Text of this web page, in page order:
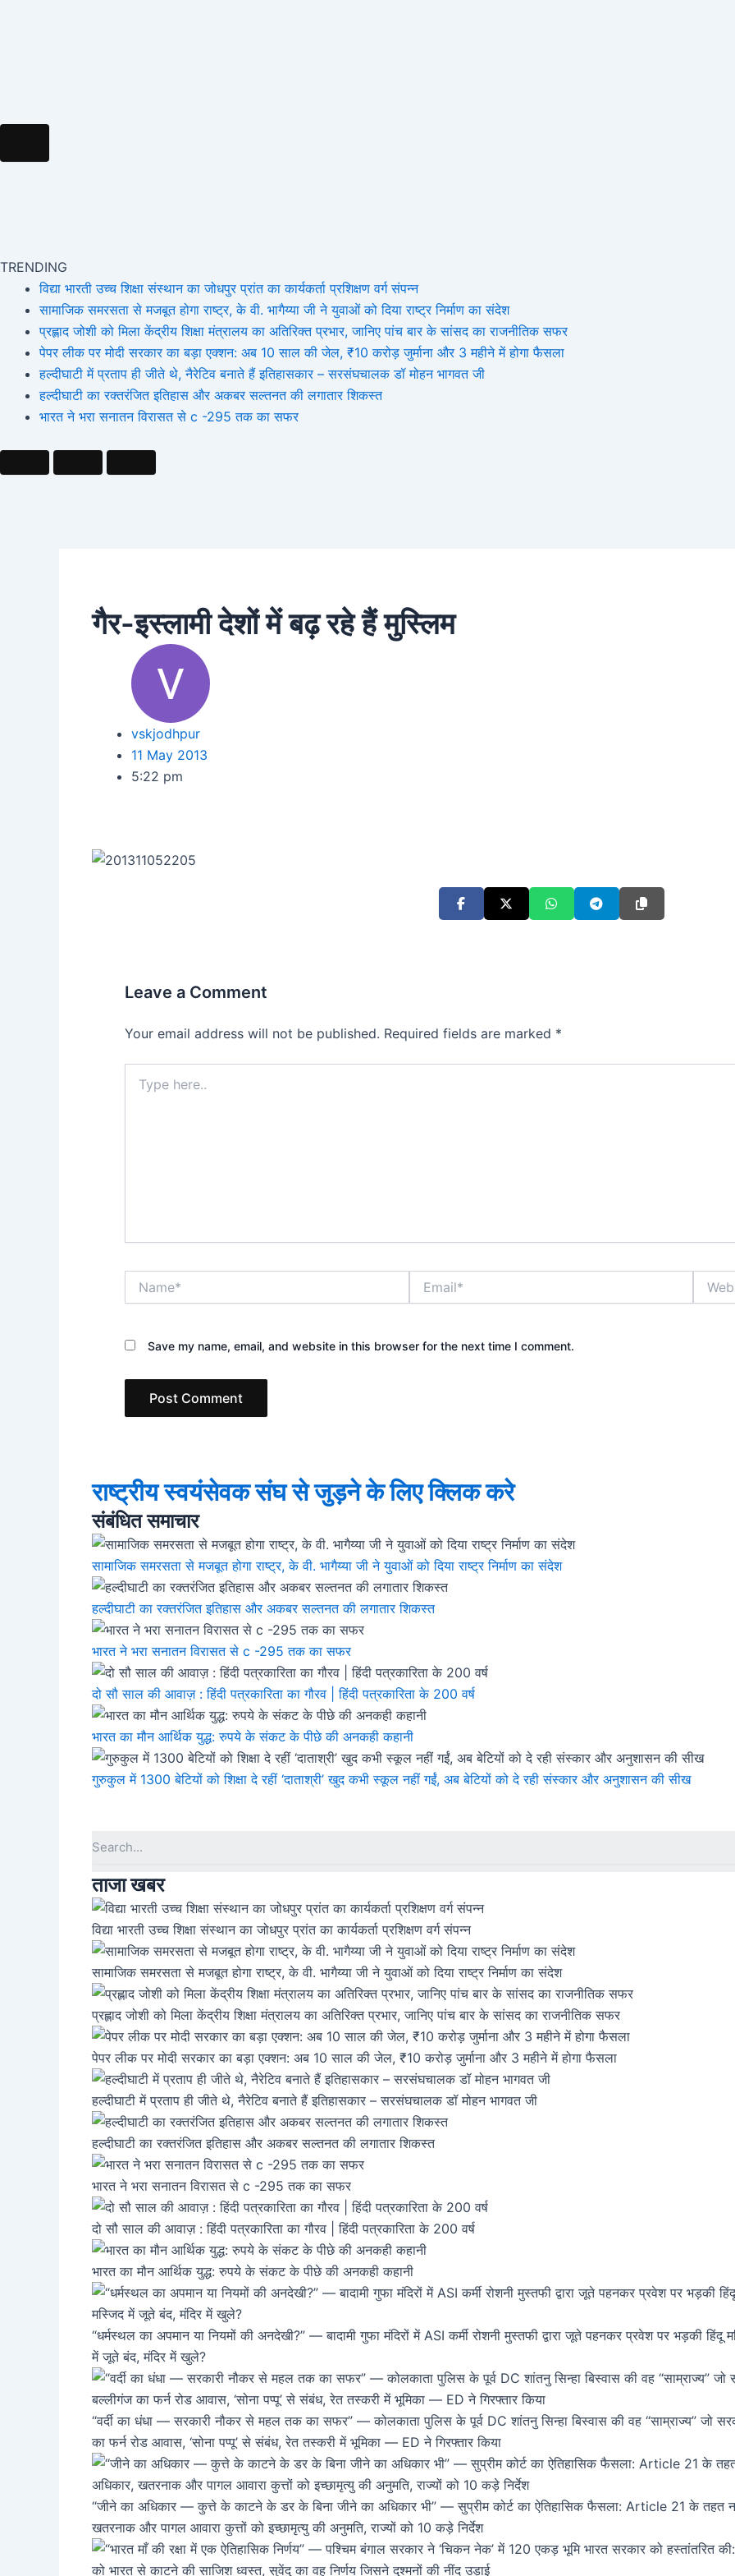
TRENDING
विद्या भारती उच्च शिक्षा संस्थान का जोधपुर प्रांत का कार्यकर्ता प्रशिक्षण वर्ग संपन्न
सामाजिक समरसता से मजबूत होगा राष्ट्र, के वी. भागैय्या जी ने युवाओं को दिया राष्ट्र निर्माण का संदेश
प्रह्लाद जोशी को मिला केंद्रीय शिक्षा मंत्रालय का अतिरिक्त प्रभार, जानिए पांच बार के सांसद का राजनीतिक सफर
पेपर लीक पर मोदी सरकार का बड़ा एक्शन: अब 10 साल की जेल, ₹10 करोड़ जुर्माना और 3 महीने में होगा फैसला
हल्दीघाटी में प्रताप ही जीते थे, नैरेटिव बनाते हैं इतिहासकार – सरसंघचालक डॉ मोहन भागवत जी
हल्दीघाटी का रक्तरंजित इतिहास और अकबर सल्तनत की लगातार शिकस्त
भारत ने भरा सनातन विरासत से c -295 तक का सफर
गैर-इस्लामी देशों में बढ़ रहे हैं मुस्लिम
vskjodhpur
11 May 2013
5:22 pm
Leave a Comment
Your email address will not be published. Required fields are marked *
here..
Save my name, email, and website in this browser for the next time I comment.
राष्ट्रीय स्वयंसेवक संघ से जुड़ने के लिए क्लिक करे
संबंधित समाचार
सामाजिक समरसता से मजबूत होगा राष्ट्र, के वी. भागैय्या जी ने युवाओं को दिया राष्ट्र निर्माण का संदेश
हल्दीघाटी का रक्तरंजित इतिहास और अकबर सल्तनत की लगातार शिकस्त
भारत ने भरा सनातन विरासत से c -295 तक का सफर
दो सौ साल की आवाज़ : हिंदी पत्रकारिता का गौरव | हिंदी पत्रकारिता के 200 वर्ष
भारत का मौन आर्थिक युद्ध: रुपये के संकट के पीछे की अनकही कहानी
गुरुकुल में 1300 बेटियों को शिक्षा दे रहीं ‘दाताश्री’ खुद कभी स्कूल नहीं गईं, अब बेटियों को दे रही संस्कार और अनुशासन की सीख
ताजा खबर
विद्या भारती उच्च शिक्षा संस्थान का जोधपुर प्रांत का कार्यकर्ता प्रशिक्षण वर्ग संपन्न
सामाजिक समरसता से मजबूत होगा राष्ट्र, के वी. भागैय्या जी ने युवाओं को दिया राष्ट्र निर्माण का संदेश
प्रह्लाद जोशी को मिला केंद्रीय शिक्षा मंत्रालय का अतिरिक्त प्रभार, जानिए पांच बार के सांसद का राजनीतिक सफर
पेपर लीक पर मोदी सरकार का बड़ा एक्शन: अब 10 साल की जेल, ₹10 करोड़ जुर्माना और 3 महीने में होगा फैसला
हल्दीघाटी में प्रताप ही जीते थे, नैरेटिव बनाते हैं इतिहासकार – सरसंघचालक डॉ मोहन भागवत जी
हल्दीघाटी का रक्तरंजित इतिहास और अकबर सल्तनत की लगातार शिकस्त
भारत ने भरा सनातन विरासत से c -295 तक का सफर
दो सौ साल की आवाज़ : हिंदी पत्रकारिता का गौरव | हिंदी पत्रकारिता के 200 वर्ष
भारत का मौन आर्थिक युद्ध: रुपये के संकट के पीछे की अनकही कहानी
“धर्मस्थल का अपमान या नियमों की अनदेखी?” — बादामी गुफा मंदिरों में ASI कर्मी रोशनी मुस्तफी द्वारा जूते पहनकर प्रवेश पर भड़की
में जूते बंद, मंदिर में खुले?
“वर्दी का धंधा — सरकारी नौकर से महल तक का सफर” — कोलकाता पुलिस के पूर्व DC शांतनु सिन्हा बिस्वास की वह “साम्राज्य” जो
का फर्न रोड आवास, ‘सोना पप्पू’ से संबंध, रेत तस्करी में भूमिका — ED ने गिरफ्तार किया
“जीने का अधिकार — कुत्ते के काटने के डर के बिना जीने का अधिकार भी” — सुप्रीम कोर्ट का ऐतिहासिक फैसला: Article 21 के तहत
खतरनाक और पागल आवारा कुत्तों को इच्छामृत्यु की अनुमति, राज्यों को 10 कड़े निर्देश